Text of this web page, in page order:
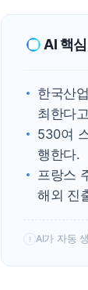
AI 핵
한국산
최한다
530여
행한다.
프랑스
해외 진
! AI가 자동